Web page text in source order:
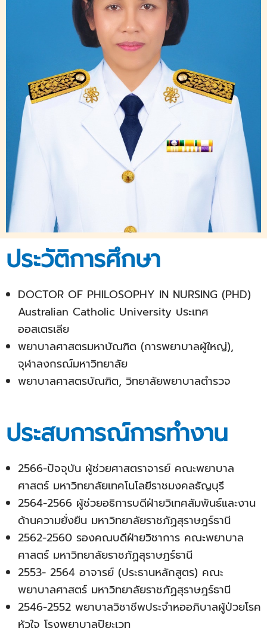
ประวัติการศึกษา
DOCTOR OF PHILOSOPHY IN NURSING (PHD)
Australian Catholic University ประเทศ
ออสเตรเลีย
พยาบาลศาสตรมหาบัณฑิต (การพยาบาลผู้ใหญ่),
จุฬาลงกรณ์มหาวิทยาลัย
พยาบาลศาสตรบัณฑิต, วิทยาลัยพยาบาลตำรวจ
ประสบการณ์การทำงาน
2566-ปัจจุบัน ผู้ช่วยศาสตราจารย์ คณะพยาบาล
ศาสตร์ มหาวิทยาลัยเทคโนโลยีราชมงคลธัญบุรี
2564-2566 ผู้ช่วยอธิการบดีฝ่ายวิเทศสัมพันธ์และงาน
ด้านความยั่งยืน มหาวิทยาลัยราชภัฏสุราษฎร์ธานี
2562-2560 รองคณบดีฝ่ายวิชาการ คณะพยาบาล
ศาสตร์ มหาวิทยาลัยราชภัฏสุราษฎร์ธานี
2553- 2564 อาจารย์ (ประธานหลักสูตร) คณะ
พยาบาลศาสตร์ มหาวิทยาลัยราชภัฏสุราษฎร์ธานี
2546-2552 พยาบาลวิชาชีพประจำหออภิบาลผู้ป่วยโรค
หัวใจ โรงพยาบาลปิยะเวท